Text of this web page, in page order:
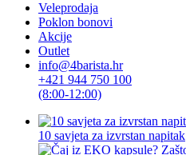
Veleprodaja
Poklon bonovi
Akcije
Outlet
info@4barista.hr
+421 944 750 100
(8:00-12:00)
10 savjeta za izvrstan napitak